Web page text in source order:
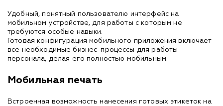
Удобный, понятный пользователю интерфейс на
мобильном устройстве, для работы с которым не
требуются особые навыки.
Готовая конфигурация мобильного приложения включает
все необходимые бизнес-процессы для работы
персонала, делая его полностью мобильным.
Мобильная печать
Встроенная возможность нанесения готовых этикеток на